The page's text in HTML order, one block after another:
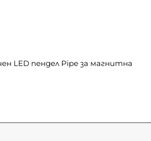
LED пендел Pipe за магнитна